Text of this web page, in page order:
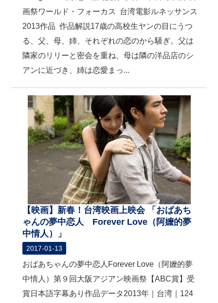
画祭ワールド・フォーカス 台湾電影ルネッサンス
2013作品 作品解説17歳の高校生ヤンの目にうつ
る、父、母、姉、それぞれの恋のから騒ぎ。父は
隣家のリリーと密会を重ね、母は隣の洋品店のシ
アンに近づき、姉は恋愛まっ...
【映画】新春！台湾映画上映会 「おばあち
ゃんの夢中恋人 Forever Love（阿嬤的夢
中情人）」
2017-01-13
おばあちゃんの夢中恋人Forever Love（阿嬤的夢
中情人）第９回大阪アジアン映画祭【ABC賞】受
賞日本語字幕あり作品データ2013年｜台湾｜124